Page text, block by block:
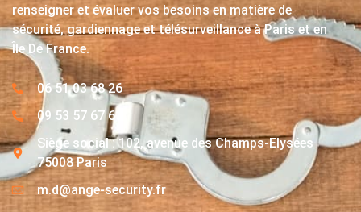
renseigner et évaluer vos besoins en matière de
sécurité, gardiennage et télésurveillance à Paris et en
Île De France.
06 51 03 68 26
09 53 57 67 63
Siège social : 102, avenue des Champs-Elysées
75008 Paris
m.d@ange-security.fr